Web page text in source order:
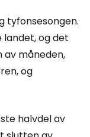
tyfonsesongen.
landet, og det
av måneden,
og
halvdel av